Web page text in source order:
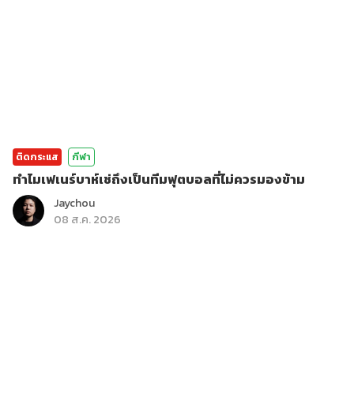
ติดกระแส กีฬา
ทำไมเฟเนร์บาห์เช่ถึงเป็นทีมฟุตบอลที่ไม่ควรมองข้าม
Jaychou
08 ส.ค. 2026